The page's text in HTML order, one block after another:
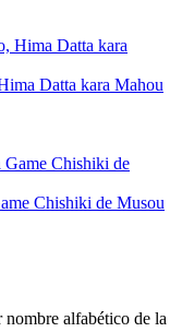
Datta kara Mahou
Chishiki de Musou
alfabético de la